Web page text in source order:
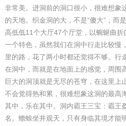
非常美。进洞前的洞口很小，很难想象
的天地。织金洞的大，不是“傻大”，而
高低低11个大厅47个厅堂，以蜿蜒曲
一个特色，虽然我们在洞中行走比较慢
里的路，花了两小时都还觉得不够。行
在洞中，而就是在地面上的感觉，周围
巨大的洞顶就是无尽的苍穹，在这里上
不会觉得热和累，很难想象这洞的最高
其中，乐在其中。洞内霸王三宝：霸王
名。蟾蜍坐井观天，只有身临其境才能